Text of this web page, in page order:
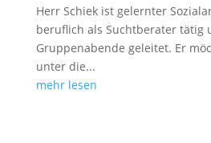
Herr Schiek ist gelernter
beruflich als Suchtberater tätig
Gruppenabende geleitet. Er
unter die...
mehr lesen